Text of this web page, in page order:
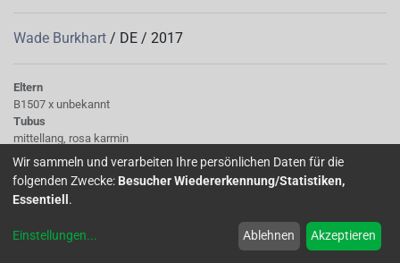
Wade Burkhart / DE / 2017
Eltern
B1507 x unbekannt
Tubus
mittellang, rosa karmin
Sepalen
rosa karmin
Korolle/Petalen
purpurviolett
Blüte mittelgroß, einfach
Wir sammeln und verarbeiten Ihre persönlichen Daten für die
folgenden Zwecke: Besucher Wiedererkennung/Statistiken,
Essentiell .
Einstellungen... Ablehnen Akzeptieren